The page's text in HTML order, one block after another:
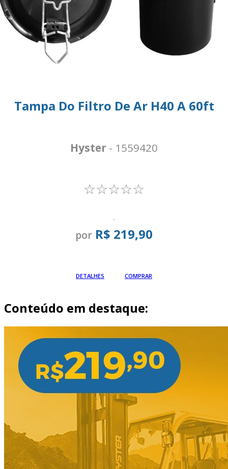
Tampa Do Filtro De Ar H40 A 60ft
Hyster - 1559420
☆☆☆☆☆
-
por R$ 219,90
DETALHES COMPRAR
Conteúdo em destaque: